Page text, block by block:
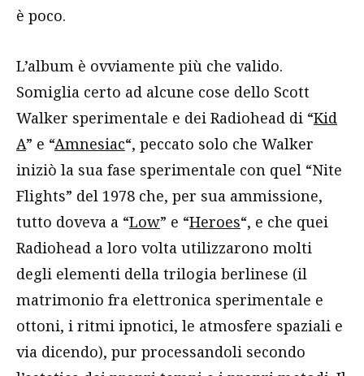
è poco.
L’album è ovviamente più che valido.
Somiglia certo ad alcune cose dello Scott
Walker sperimentale e dei Radiohead di “Kid
A” e “Amnesiac“, peccato solo che Walker
iniziò la sua fase sperimentale con quel “Nite
Flights” del 1978 che, per sua ammissione,
tutto doveva a “Low” e “Heroes“, e che quei
Radiohead a loro volta utilizzarono molti
degli elementi della trilogia berlinese (il
matrimonio fra elettronica sperimentale e
ottoni, i ritmi ipnotici, le atmosfere spaziali e
via dicendo), pur processandoli secondo